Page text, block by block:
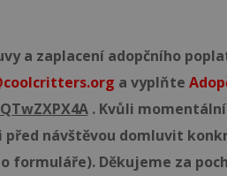
a zaplacení adopčního
a vyplňte
. Kvůli
návštěvou domluvit
formuláře). Děkujeme za